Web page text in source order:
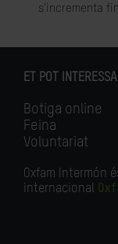
s'incrementa
ET POT
Botiga online
Feina
Voluntariat
Oxfam Intermón
internacional